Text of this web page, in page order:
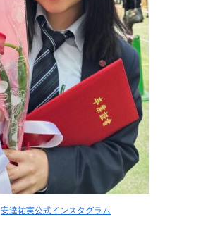
安達祐実公式インスタグラム